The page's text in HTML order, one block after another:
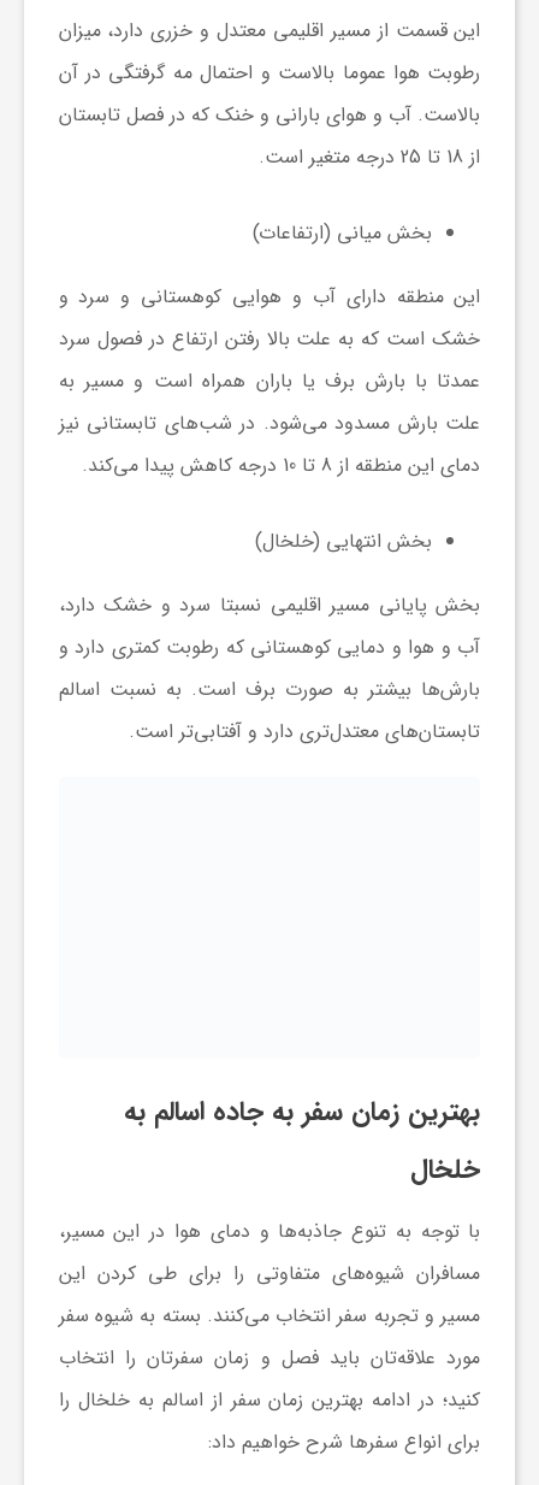
این قسمت از مسیر اقلیمی معتدل و خزری دارد، میزان
رطوبت هوا عموما بالاست و احتمال مه گرفتگی در آن
بالاست. آب و هوای بارانی و خنک که در فصل تابستان
از 18 تا 25 درجه متغیر است.
بخش میانی (ارتفاعات)
این منطقه دارای آب و هوایی کوهستانی و سرد و
خشک است که به علت بالا رفتن ارتفاع در فصول سرد
عمدتا با بارش برف یا باران همراه است و مسیر به
علت بارش مسدود می‌شود. در شب‌های تابستانی نیز
دمای این منطقه از 8 تا 10 درجه کاهش پیدا می‌کند.
بخش انتهایی (خلخال)
بخش پایانی مسیر اقلیمی نسبتا سرد و خشک دارد،
آب و هوا و دمایی کوهستانی که رطوبت کمتری دارد و
بارش‌ها بیشتر به صورت برف است. به نسبت اسالم
تابستان‌های معتدل‌تری دارد و آفتابی‌تر است.
بهترین زمان سفر به جاده اسالم به
خلخال
با توجه به تنوع جاذبه‌ها و دمای هوا در این مسیر،
مسافران شیوه‌های متفاوتی را برای طی کردن این
مسیر و تجربه سفر انتخاب می‌کنند. بسته به شیوه سفر
مورد علاقه‌تان باید فصل و زمان سفرتان را انتخاب
کنید؛ در ادامه بهترین زمان سفر از اسالم به خلخال را
برای انواع سفرها شرح خواهیم داد: